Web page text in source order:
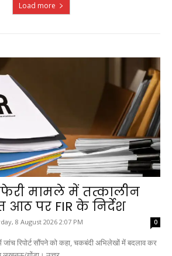
Load more
मामले में तत्कालीन
पर FIR के निर्देश
8 August 2026 2:07 PM 0
रिपोर्ट सौंपने को कहा, चकबंदी अभिलेखों में बदलाव कर